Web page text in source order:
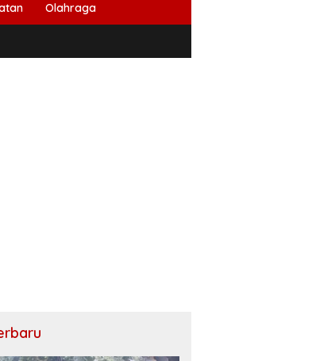
Olahraga